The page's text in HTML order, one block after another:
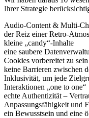
Ihrer Strategie
Audio-Content & Multi-
der Reiz einer Retro-
kleine „candy“-Inhalte
eine saubere
Cookies vorbereitet zu sein
keine Barrieren zwischen
Inklusivität, um jede
Interaktionen „one to one“
echte Authentizität –
Anpassungsfähigkeit und
ein Bewusstsein und eine